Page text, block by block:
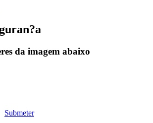
da imagem abaixo
Submeter